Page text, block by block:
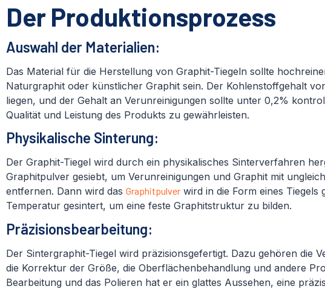
Der Produktionsprozess
Auswahl der Materialien:
Das Material für die Herstellung von Graphit-Tiegeln sollte
Naturgraphit oder künstlicher Graphit sein. Der Kohlenstoffgehalt
liegen, und der Gehalt an Verunreinigungen sollte unter 0,2%
Qualität und Leistung des Produkts zu gewährleisten.
Physikalische Sinterung:
Der Graphit-Tiegel wird durch ein physikalisches Sinterverfahren
Graphitpulver gesiebt, um Verunreinigungen und Graphit mit
entfernen. Dann wird das Graphitpulver wird in die Form eines Tiegels
Temperatur gesintert, um eine feste Graphitstruktur zu bilden.
Präzisionsbearbeitung:
Der Sintergraphit-Tiegel wird präzisionsgefertigt. Dazu gehören die
die Korrektur der Größe, die Oberflächenbehandlung und andere
Bearbeitung und das Polieren hat er ein glattes Aussehen, eine